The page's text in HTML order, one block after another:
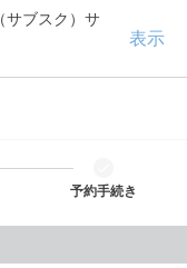
サブスク）サ
表示
予約手続き